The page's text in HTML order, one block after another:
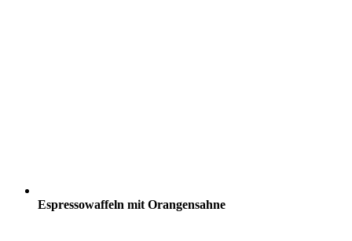
Espressowaffeln mit Orangensahne